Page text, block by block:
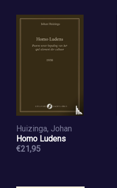
Huizinga, Johan
Homo Ludens
€21,95